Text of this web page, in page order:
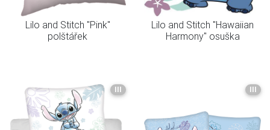
Lilo and Stitch "Pink"
polštářek
Lilo and Stitch "Hawaiian
Harmony" osuška
III III